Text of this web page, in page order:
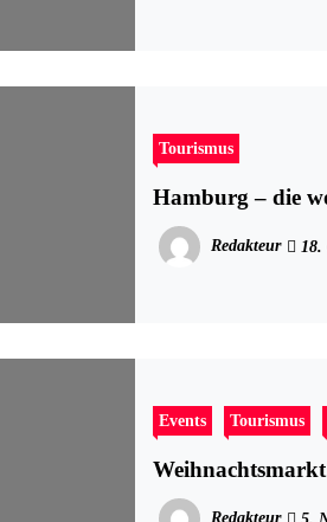
Tourismus
Hamburg – die
Redakteur 18.
Events Tourismus
Redakteur